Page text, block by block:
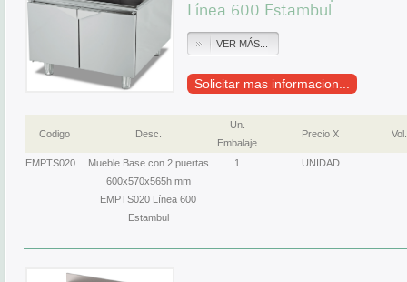
Línea 600 Estambul
VER MÁS...
Solicitar mas informacion...
Codigo Desc.
Un.
Embalaje
Precio X Vol.
EMPTS020
Mueble Base con 2 puertas
600x570x565h mm
EMPTS020 Línea 600
Estambul
1 UNIDAD